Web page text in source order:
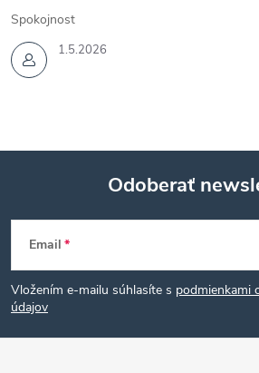
1.5.2026
Spokojnost
Z
á
p
Odoberať
Email
Vložením e-mailu súhlasíte s podmienkami
údajov